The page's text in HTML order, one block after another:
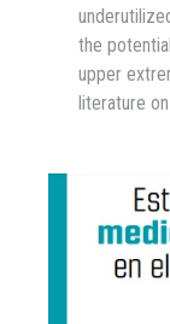
the
upper
literature